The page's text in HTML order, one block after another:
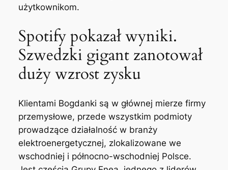
użytkownikom.
Spotify pokazał wyniki.
Szwedzki gigant zanotował
duży wzrost zysku
Klientami Bogdanki są w głównej mierze firmy
przemysłowe, przede wszystkim podmioty
prowadzące działalność w branży
elektroenergetycznej, zlokalizowane we
wschodniej i północno-wschodniej Polsce.